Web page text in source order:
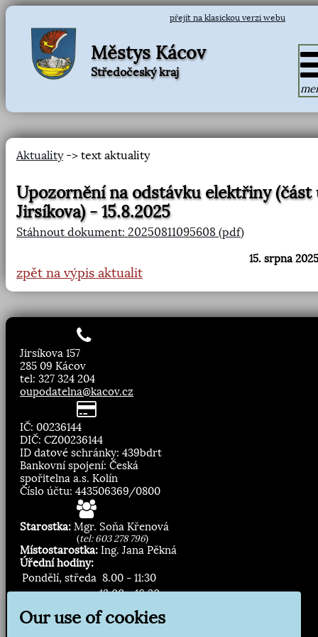
přejít na klasickou verzi webu
Městys Kácov
Středočeský kraj
Aktuality-> text aktuality
Upozornění na odstávku elektřiny (část
Jirsíkova) - 15.8.2025
Stáhnout dokument: 20250811095608 (pdf)
15. srpna
zpět na výpis aktualit
Jirsíkova 157
285 09 Kácov
tel: 327 324 204
oupodatelna@kacov.cz
IČ: 00236144
DIČ: CZ00236144
ID datové schránky: 439bdrt
Bankovní spojení: Česká
spořitelna a.s. Kolín
Číslo účtu: 443506369/0800
Starostka: Mgr. Soňa Křenová
(tel: 603 278 796)
Místostarostka: Ing. Jana Pěkná
Úřední hodiny:
Pondělí, středa 8.00 - 11:30
13:00 - 16:30
Our use of cookies